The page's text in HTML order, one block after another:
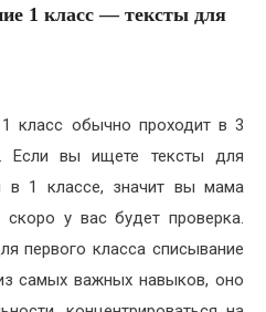
1 класс — тексты для
класс обычно проходит в 3
Если вы ищете тексты для
в 1 классе, значит вы мама
скоро у вас будет проверка.
первого класса списывание
самых важных навыков, оно